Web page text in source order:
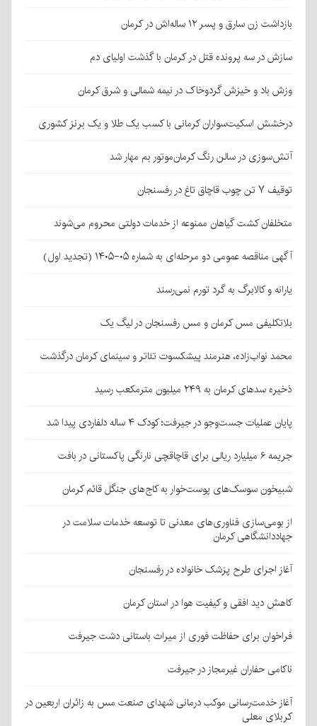
بازداشت زن سارق و پسر ۱۲ ساله‌اش در کرمان
سازش در سه پرونده قتل در کرمان با گذشت اولیای دم
وزش باد و خیزش گردوخاک در نیمه شمالی و شرق کرمان
درخشش اسکیت‌سواران کرمانی با کسب یک طلا و یک برنز کشوری
آتش‌سوزی در سالن رنگ کرمان‌موتور بم مهار شد
توقیف ۷ تن چوب قاچاق تاغ در رفسنجان
متخلفان کشت گیاهان ممنوعه از خدمات دولتی محروم می‌شوند
آگهی مناقصه عمومی دو مرحله‌ای به شماره ۰۵-۱۴۰۵ (تجدید اول)
یارانه و کالابرگ به گرد تورم نمی‌رسند
بلاتکلیفی مس کرمان و مس رفسنجان در لیگ یک
محمد نواب‌زاده، هنرمند پیشکسوت تئاتر و سینمای کرمان درگذشت
ذخیره سدهای کرمان به ۲۴۹ میلیون مترمکعب رسید
پایان عملیات جست‌وجو در جیرفت؛ کودک ۴ ساله دلفاردی پیدا شد
جریمه ۶ میلیارد ریالی برای قاچاقچی نارنگی پاکستانی در بافت
شبیخون سوسک‌های پوست‌خوار به کاج‌های جنگل قائم کرمان
از بومی‌سازی فناوری‌های معدنی تا توسعه خدمات سلامت در
جهاددانشگاهی کرمان
آغاز اجرای طرح پزشک خانواده در رفسنجان
کاهش دید افقی و کیفیت هوا در استان کرمان
فراخوان برای حفاظت فوری از میراث باستانی دشت جیرفت
ناکامی حفاران غیرمجاز در جیرفت
آغاز خدمت‌رسانی موکب درمانی شهدای صنعت مس به زائران اربعین در
کربلای معلی